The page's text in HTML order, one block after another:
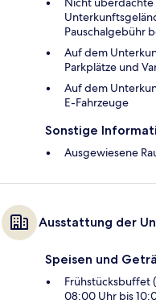
Pauschalgebühr
Auf dem
Parkplätze und
Auf dem
E-Fahrzeuge
Sonstige
Ausgewiesene
Ausstattung der
Speisen und
Frühstücksbuffet
08:00 Uhr bis